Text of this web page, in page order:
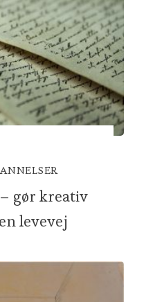
gør kreativ
levevej